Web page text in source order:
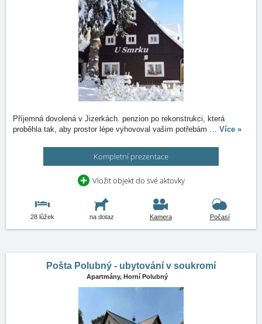
Příjemná dovolená v Jizerkách. penzion po rekonstrukci, která
proběhla tak, aby prostor lépe vyhovoval vašim potřebám … Více »
Kompletní prezentace
Vložit objekt do své aktovky
28 lůžek na dotaz Kamera Počasí
Pošta Polubný - ubytování v soukromí
Apartmány, Horní Polubný